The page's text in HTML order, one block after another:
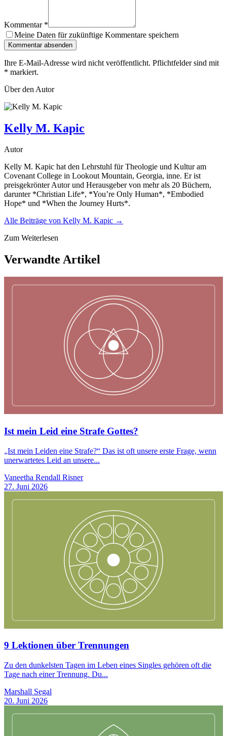
Kommentar *
Meine Daten für zukünftige Kommentare speichern
Kommentar absenden
Ihre E-Mail-Adresse wird nicht veröffentlicht. Pflichtfelder sind mit
* markiert.
Über den Autor
Kelly M. Kapic
Autor
Kelly M. Kapic hat den Lehrstuhl für Theologie und Kultur am
Covenant College in Lookout Mountain, Georgia, inne. Er ist
preisgekrönter Autor und Herausgeber von mehr als 20 Büchern,
darunter *Christian Life*, *You’re Only Human*, *Embodied
Hope* und *When the Journey Hurts*.
Alle Beiträge von Kelly M. Kapic →
Zum Weiterlesen
Verwandte Artikel
Ist mein Leid eine Strafe Gottes?
„Ist mein Leiden eine Strafe?“ Das ist oft unsere erste Frage, wenn
unerwartetes Leid an unsere...
Vaneetha Rendall Risner
27. Juni 2026
9 Lektionen über Trennungen
Zu den dunkelsten Tagen im Leben eines Singles gehören oft die
Tage nach einer Trennung. Du...
Marshall Segal
20. Juni 2026